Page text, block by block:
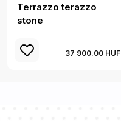
Terrazzo terazzo
stone
37 900.00 HUF